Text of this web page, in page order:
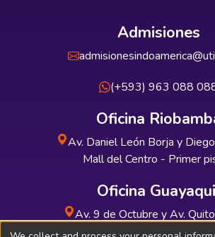
Admisiones
(+593) 963 088
Oficina
Av. Daniel León Borja y
Mall del Centro - Primer
Oficina
Av. 9 de Octubre y Av.
INDUAUTO - Planta